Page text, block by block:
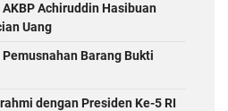
Achiruddin Hasibuan
Uang
Barang Bukti
dengan Presiden Ke-5 RI